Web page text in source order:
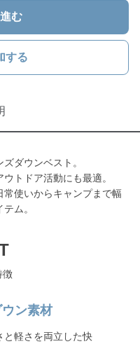
む
する
ダウンベスト。
トドア活動にも最適。
常使いからキャンプまで幅
ム。
徴
ン素材
と軽さを両立した快